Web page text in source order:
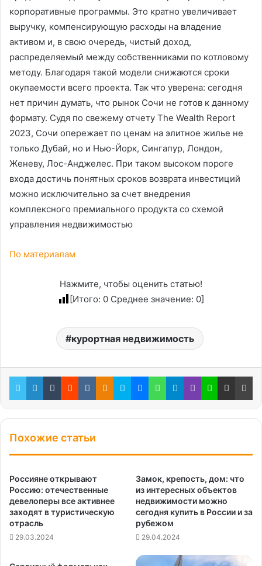
корпоративные программы. Это кратно увеличивает
выручку, компенсирующую расходы на владение
активом и, в свою очередь, чистый доход,
распределяемый между собственниками по котловому
методу. Благодаря такой модели снижаются сроки
окупаемости всего проекта. Так что уверена: сегодня
нет причин думать, что рынок Сочи не готов к данному
формату. Судя по свежему отчету The Wealth Report
2023, Сочи опережает по ценам на элитное жилье не
только Дубай, но и Нью-Йорк, Сингапур, Лондон,
Женеву, Лос-Анджелес. При таком высоком пороге
входа достичь понятных сроков возврата инвестиций
можно исключительно за счет внедрения
комплексного премиального продукта со схемой
управления недвижимостью
По материалам
Нажмите, чтобы оценить статью!
[Итого: 0 Среднее значение: 0]
курортная недвижимость
TwitterLinkedInTumblrRedditВконтакте
Одноклассники
SkypeMessenger
WhatsApp
Telegram
ViberLine Поделиться через электронную почту
Похожие статьи
Россияне открывают
Россию: отечественные
девелоперы все активнее
заходят в туристическую
отрасль
29.03.2024
Замок, крепость, дом: что
из интересных объектов
недвижимости можно
сегодня купить в России и за
рубежом
29.04.2024